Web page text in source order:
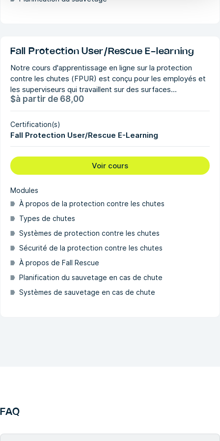
Fall Protection User/Rescue E-learning
Notre cours d'apprentissage en ligne sur la protection
contre les chutes (FPUR) est conçu pour les employés et
les superviseurs qui travaillent sur des surfaces...
$à partir de 68,00
Certification(s)
Fall Protection User/Rescue E-Learning
Voir cours
Modules
À propos de la protection contre les chutes
Types de chutes
Systèmes de protection contre les chutes
Sécurité de la protection contre les chutes
À propos de Fall Rescue
Planification du sauvetage en cas de chute
Systèmes de sauvetage en cas de chute
FAQ